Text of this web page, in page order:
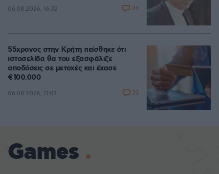
06.08.2026, 16:32 24
55χρονος στην Κρήτη πείσθηκε ότι
ιστοσελίδα θα του εξασφάλιζε
αποδόσεις σε μετοχές και έχασε
€100.000
06.08.2026, 11:01 73
Games